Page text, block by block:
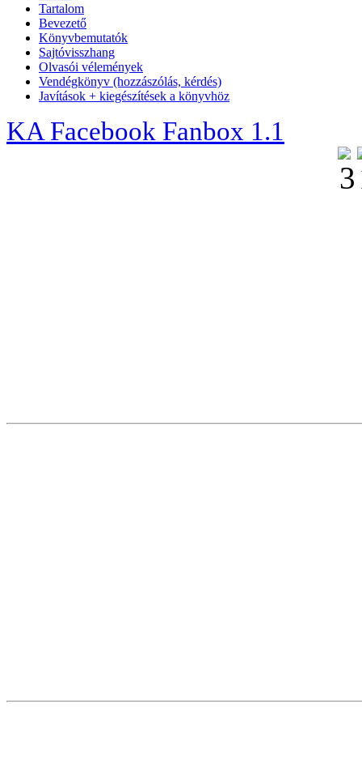
Tartalom
Bevezető
Könyvbemutatók
Sajtóvisszhang
Olvasói vélemények
Vendégkönyv (hozzászólás, kérdés)
Javítások + kiegészítések a könyvhöz
KA Facebook Fanbox 1.1